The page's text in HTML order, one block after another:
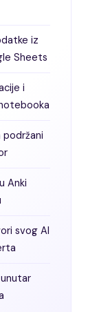
iz
Sheets
i
podržani
Anki
svog AI